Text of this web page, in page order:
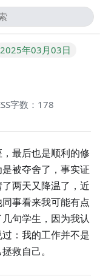
2025年03月03日
字数：178
最后也是顺利的修
被夺舍了，事实证
两天又降温了，近
事看来我可能有点
句学生，因为我认
：我的工作并不是
救自己。